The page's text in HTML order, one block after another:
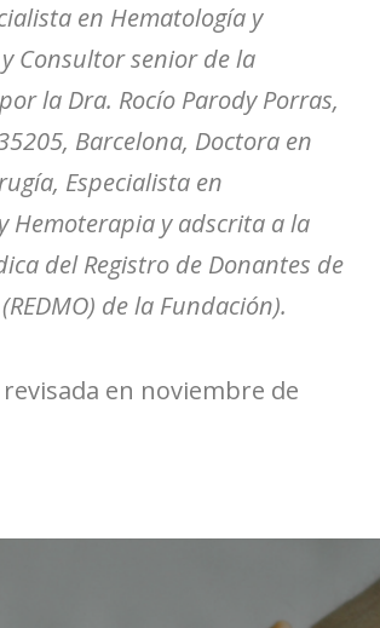
en Hematología y
Consultor senior de la
la Dra. Rocío Parody Porras,
Barcelona, Doctora en
Especialista en
Hemoterapia y adscrita a la
del Registro de Donantes de
de la Fundación).
en noviembre de